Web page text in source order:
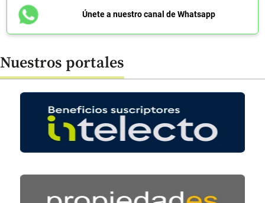
Únete a nuestro canal de Whatsapp
Nuestros portales